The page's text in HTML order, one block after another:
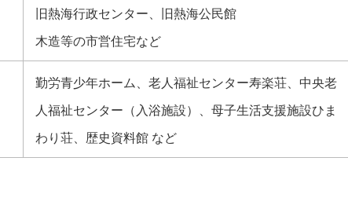
旧熱海行政センター、旧熱海公民館
木造等の市営住宅など
勤労青少年ホーム、老人福祉センター寿楽荘、中央老
人福祉センター（入浴施設）、母子生活支援施設ひま
わり荘、歴史資料館 など